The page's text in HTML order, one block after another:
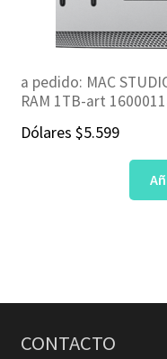
a pedido: MAC
RAM 1TB-art
Dólares $5.599
CONTACTO